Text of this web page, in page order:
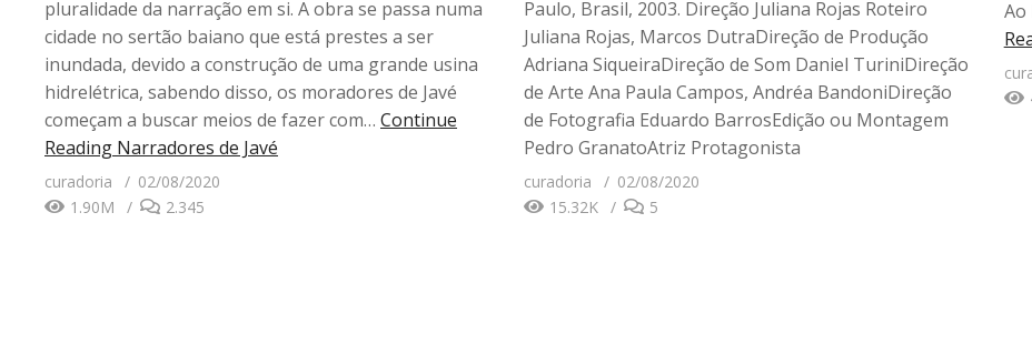
pluralidade da narração em si. A obra se passa numa
cidade no sertão baiano que está prestes a ser
inundada, devido a construção de uma grande usina
hidrelétrica, sabendo disso, os moradores de Javé
começam a buscar meios de fazer com… Continue
Reading Narradores de Javé
curadoria
02/08/2020
1.90M
2.345
Paulo, Brasil, 2003. Direção Juliana Rojas Roteiro
Juliana Rojas, Marcos DutraDireção de Produção
Adriana SiqueiraDireção de Som Daniel TuriniDireção
de Arte Ana Paula Campos, Andréa BandoniDireção
de Fotografia Eduardo BarrosEdição ou Montagem
Pedro GranatoAtriz Protagonista
curadoria
02/08/2020
15.32K
5
Ao